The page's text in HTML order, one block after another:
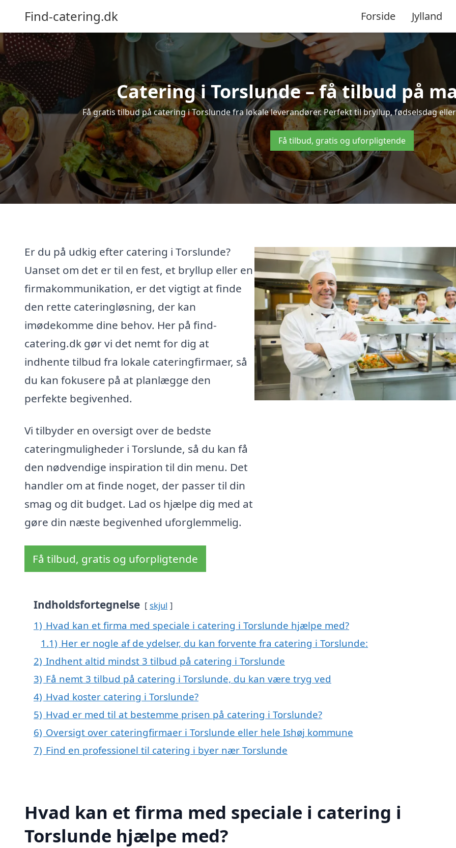
Find-catering.dk Forside Jylland
Catering i Torslunde – få tilbud på
Få gratis tilbud på catering i Torslunde fra lokale leverandører. Perfekt til bryllup, fødselsdag
Få tilbud, gratis og uforpligtende
Er du på udkig efter catering i Torslunde?
Uanset om det er til en fest, et bryllup eller en
firmakommunikation, er det vigtigt at finde
den rette cateringløsning, der kan
imødekomme dine behov. Her på find-
catering.dk gør vi det nemt for dig at
indhente tilbud fra lokale cateringfirmaer, så
du kan fokusere på at planlægge den
perfekte begivenhed.
Vi tilbyder en oversigt over de bedste
cateringmuligheder i Torslunde, så du kan få
den nødvendige inspiration til din menu. Det
handler om at finde noget, der passer til din
smag og dit budget. Lad os hjælpe dig med at
gøre din næste begivenhed uforglemmelig.
Få tilbud, gratis og uforpligtende
Indholdsfortegnelse skjul
1) Hvad kan et firma med speciale i catering i Torslunde hjælpe med?
1.1) Her er nogle af de ydelser, du kan forvente fra catering i Torslunde:
2) Indhent altid mindst 3 tilbud på catering i Torslunde
3) Få nemt 3 tilbud på catering i Torslunde, du kan være tryg ved
4) Hvad koster catering i Torslunde?
5) Hvad er med til at bestemme prisen på catering i Torslunde?
6) Oversigt over cateringfirmaer i Torslunde eller hele Ishøj kommune
7) Find en professionel til catering i byer nær Torslunde
Hvad kan et firma med speciale i catering i
Torslunde hjælpe med?